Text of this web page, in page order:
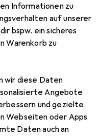
Informationen zu
auf unserer
bspw. ein sicheres
Warenkorb zu
wir diese Daten
Angebote
und gezielte
Webseiten oder Apps
Daten auch an